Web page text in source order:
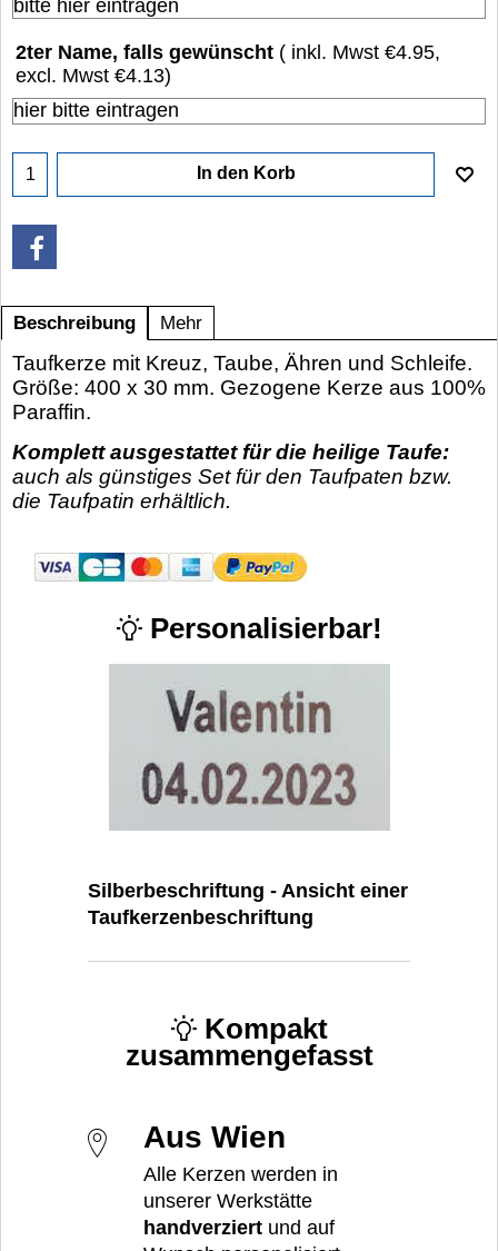
2ter Name, falls gewünscht ( inkl. Mwst €4.95,
excl. Mwst €4.13)
In den Korb
Beschreibung Mehr
Taufkerze mit Kreuz, Taube, Ähren und Schleife.
Größe: 400 x 30 mm. Gezogene Kerze aus 100%
Paraffin.
Komplett ausgestattet für die heilige Taufe:
auch als günstiges Set für den Taufpaten bzw.
die Taufpatin erhältlich.
Personalisierbar!
Silberbeschriftung - Ansicht einer
Taufkerzenbeschriftung
Kompakt
zusammengefasst
Aus Wien
Alle Kerzen werden in
unserer Werkstätte
handverziert und auf